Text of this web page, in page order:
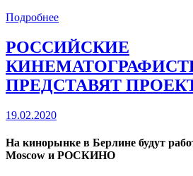
Подробнее
РОССИЙСКИЕ
ПРЕДСТАВЯТ
19.02.2020
На кинорынке в Берлине будут
Moscow и РОСКИНО